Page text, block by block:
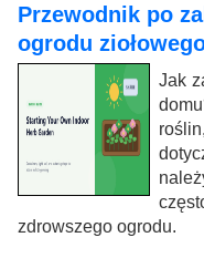
Przewodnik po
ogrodu
Jak
zdrowszego ogrodu.